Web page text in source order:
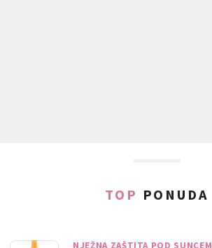
TOP PONUDA